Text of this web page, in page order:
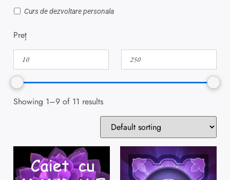
Curs de dezvoltare personala
Preț
Showing 1–9 of 11 results